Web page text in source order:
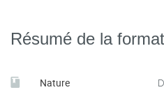
licence Gestion-
de ladouble-licence Droit-
Résumé de la
Nature